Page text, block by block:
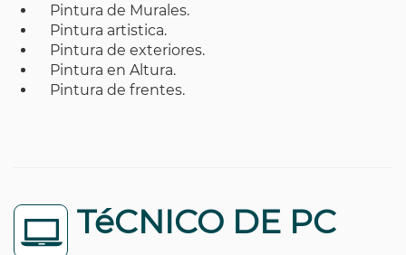
Pintura de Murales.
Pintura artistica.
Pintura de exteriores.
Pintura en Altura.
Pintura de frentes.
TéCNICO DE PC